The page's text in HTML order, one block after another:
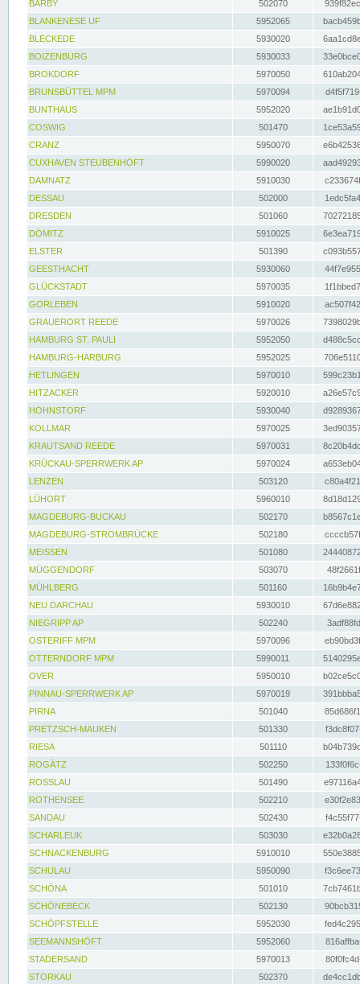
BARBY
502070
BLANKENESE UF
5952065
BLECKEDE
5930020
BOIZENBURG
5930033
BROKDORF
5970050
BRUNSBÜTTEL MPM
5970094
BUNTHAUS
5952020
COSWIG
501470
CRANZ
5950070
CUXHAVEN STEUBENHÖFT
5990020
DAMNATZ
5910030
DESSAU
502000
DRESDEN
501060
DÖMITZ
5910025
ELSTER
501390
GEESTHACHT
5930060
GLÜCKSTADT
5970035
GORLEBEN
5910020
GRAUERORT REEDE
5970026
HAMBURG ST. PAULI
5952050
HAMBURG-HARBURG
5952025
HETLINGEN
5970010
HITZACKER
5920010
HOHNSTORF
5930040
KOLLMAR
5970025
KRAUTSAND REEDE
5970031
KRÜCKAU-SPERRWERK AP
5970024
LENZEN
503120
LÜHORT
5960010
MAGDEBURG-BUCKAU
502170
MAGDEBURG-STROMBRÜCKE
502180
MEISSEN
501080
MÜGGENDORF
503070
MÜHLBERG
501160
NEU DARCHAU
5930010
NIEGRIPP AP
502240
OSTERIFF MPM
5970096
OTTERNDORF MPM
5990011
OVER
5950010
PINNAU-SPERRWERK AP
5970019
PIRNA
501040
PRETZSCH-MAUKEN
501330
RIESA
501110
ROGÄTZ
502250
ROSSLAU
501490
ROTHENSEE
502210
SANDAU
502430
SCHARLEUK
503030
SCHNACKENBURG
5910010
SCHULAU
5950090
SCHÖNA
501010
SCHÖNEBECK
502130
SCHÖPFSTELLE
5952030
SEEMANNSHÖFT
5952060
STADERSAND
5970013
STORKAU
502370